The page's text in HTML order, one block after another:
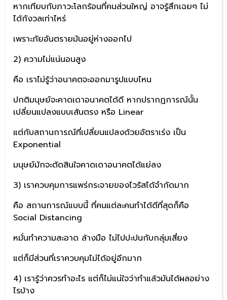
หากเทียบกับภาวะโลกร้อนที่คนส่วนใหญ่ อาจรู้สึกเฉยๆ ไม่
ได้กังวลเท่าไหร่
เพราะภัยอันตรายมันอยู่ห่างออกไป
2) ความไม่แน่นอนสูง
คือ เราไม่รู้ว่าอนาคตจะออกมารูปแบบไหน
ปกติมนุษย์จะคาดเดาอนาคตได้ดี หากปรากฏการณ์นั้น
เปลี่ยนแปลงแบบเส้นตรง หรือ Linear
แต่กับสถานการณ์ที่เปลี่ยนแปลงด้วยอัตราเร่ง เป็น
Exponential
มนุษย์มักจะตัดสินใจคาดเดาอนาคตได้แย่ลง
3) เราควบคุมการแพร่กระจายของไวรัสได้จำกัดมาก
คือ สถานการณ์แบบนี้ ที่คนแต่ละคนทำได้ดีที่สุดก็คือ
Social Distancing
หมั่นทำความสะอาด ล้างมือ ไม่ไปปะปนกับกลุ่มเสี่ยง
แต่ก็มีส่วนที่เราควบคุมไม่ได้อยู่อีกมาก
4) เรารู้ว่าควรทำอะไร แต่ก็ไม่แน่ใจว่าทำแล้วมันได้ผลอย่าง
ไรบ้าง